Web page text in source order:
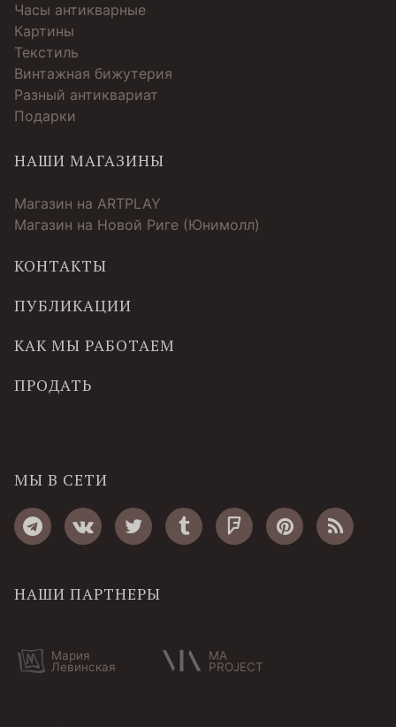
Часы антикварные
Картины
Текстиль
Винтажная бижутерия
Разный антиквариат
Подарки
НАШИ МАГАЗИНЫ
Магазин на ARTPLAY
Магазин на Новой Риге (Юнимолл)
КОНТАКТЫ
ПУБЛИКАЦИИ
КАК МЫ РАБОТАЕМ
ПРОДАТЬ
МЫ В СЕТИ
НАШИ ПАРТНЕРЫ
Мария
Левинская
MA
PROJECT